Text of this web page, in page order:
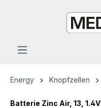
Energy Knopfzellen
Batterie Zinc Air, 13, 1.4V